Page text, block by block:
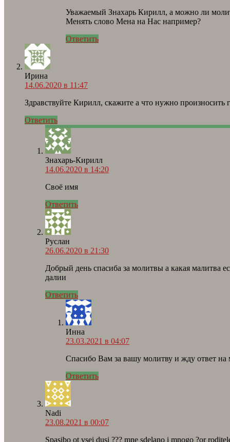
Уважаемый Знахарь Кирилл, а можно ли
Менять слово Мена на Нас например?
Ответить
Ирина
14.06.2020 в 11:47
Здравствуйте Кирилл, скажите а что нужно
Ответить
Знахарь-Кирилл
14.06.2020 в 14:20
Своё имя
Ответить
Руслан
26.06.2020 в 21:30
Добрый день спасиба за молитвы а какая малитва
далии
Ответить
Инна
23.03.2021 в 04:07
Спасибо Вам за вашу молитву и жду ответ на
Ответить
Nadi
23.08.2021 в 00:07
Spasibo ot vsei dusi ??? mne sdelano i mnogo ?or